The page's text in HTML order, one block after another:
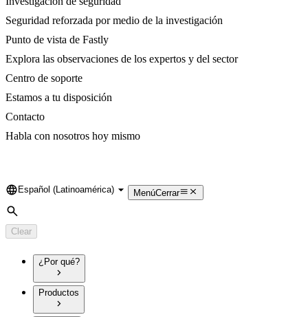
Seguridad reforzada por medio de la investigación
Punto de vista de Fastly
Explora las observaciones de los expertos y del sector
Centro de soporte
Estamos a tu disposición
Contacto
Habla con nosotros hoy mismo
Language
Español (Latinoamérica) MenúCerrar
Search
Clear
¿Por qué?
Productos